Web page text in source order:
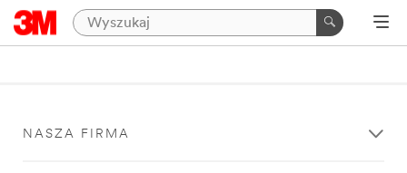
NASZA FIRMA